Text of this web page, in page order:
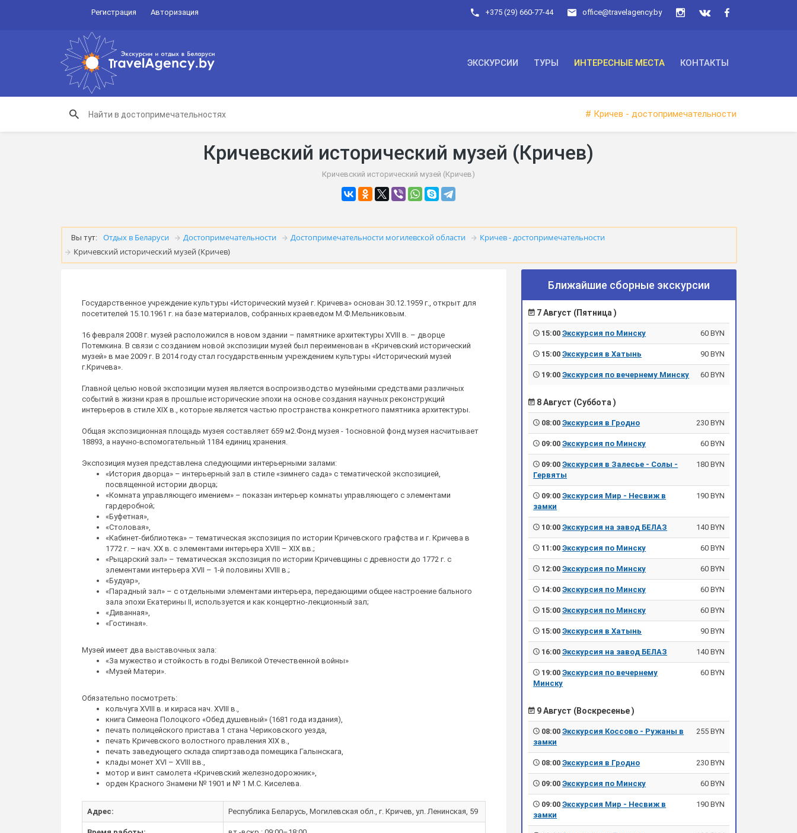
Регистрация Авторизация office@travelagency.by
+375 (29) 660-77-44
ЭКСКУРСИИ ТУРЫ ИНТЕРЕСНЫЕ МЕСТА КОНТАКТЫ
# Кричев - достопримечательности
Кричевский исторический музей (Кричев)
Кричевский исторический музей (Кричев)
Вы тут: Отдых в Беларуси Достопримечательности Достопримечательности могилевской области
Кричев - достопримечательности
Кричевский исторический музей (Кричев)
Государственное учреждение культуры «Исторический музей г. Кричева» основан 30.12.1959 г., открыт для
посетителей 15.10.1961 г. на базе материалов, собранных краеведом М.Ф.Мельниковым.
16 февраля 2008 г. музей расположился в новом здании – памятнике архитектуры XVIII в. – дворце
Потемкина. В связи с созданием новой экспозиции музей был переименован в «Кричевский исторический
музей» в мае 2009 г. В 2014 году стал государственным учреждением культуры «Исторический музей
г.Кричева».
Главной целью новой экспозиции музея является воспроизводство музейными средствами различных
событий в жизни края в прошлые исторические эпохи на основе создания научных реконструкций
интерьеров в стиле XIX в., которые является частью пространства конкретного памятника архитектуры.
Общая экспозиционная площадь музея составляет 659 м2.Фонд музея - 1основной фонд музея насчитывает
18893, а научно-вспомогательный 1184 единиц хранения.
Экспозиция музея представлена следующими интерьерными залами:
«История дворца» – интерьерный зал в стиле «зимнего сада» с тематической экспозицией,
посвященной истории дворца;
«Комната управляющего имением» – показан интерьер комнаты управляющего с элементами
гардеробной;
«Буфетная»,
«Столовая»,
«Кабинет-библиотека» – тематическая экспозиция по истории Кричевского графства и г. Кричева в
1772 г. – нач. XX в. с элементами интерьера XVIII – XIX вв.;
«Рыцарский зал» – тематическая экспозиция по истории Кричевщины с древности до 1772 г. с
элементами интерьера XVII – 1-й половины XVIII в.;
«Будуар»,
«Парадный зал» – с отдельными элементами интерьера, передающими общее настроение бального
зала эпохи Екатерины II, используется и как концертно-лекционный зал;
«Диванная»,
«Гостиная».
Музей имеет два выставочных зала:
«За мужество и стойкость в годы Великой Отечественной войны»
«Музей Матери».
Обязательно посмотреть:
кольчуга XVIII в. и кираса нач. XVIII в.,
книга Симеона Полоцкого «Обед душевный» (1681 года издания),
печать полицейского пристава 1 стана Чериковского уезда,
печать Кричевского волостного правления XIX в.,
печать заведующего склада спиртзавода помещика Галынскага,
клады монет XVI – XVIII вв.,
мотор и винт самолета «Кричевский железнодорожник»,
орден Красного Знамени № 1901 и № 1 М.С. Киселева.
Адрес: Республика Беларусь, Могилевская обл., г. Кричев, ул. Ленинская, 59
Ближайшие сборные экскурсии
7 Август (Пятница )
15:00Экскурсия по Минску 60 BYN
15:00Экскурсия в Хатынь 90 BYN
19:00Экскурсия по вечернему Минску 60 BYN
8 Август (Суббота )
08:00Экскурсия в Гродно 230 BYN
09:00Экскурсия по Минску 60 BYN
09:00Экскурсия в Залесье - Солы -
Гервяты
180 BYN
09:00Экскурсия Мир - Несвиж в
замки
190 BYN
10:00Экскурсия на завод БЕЛАЗ 140 BYN
11:00Экскурсия по Минску 60 BYN
12:00Экскурсия по Минску 60 BYN
14:00Экскурсия по Минску 60 BYN
15:00Экскурсия по Минску 60 BYN
15:00Экскурсия в Хатынь 90 BYN
16:00Экскурсия на завод БЕЛАЗ 140 BYN
19:00Экскурсия по вечернему
Минску
60 BYN
9 Август (Воскресенье )
08:00Экскурсия Коссово - Ружаны в
замки
255 BYN
08:00Экскурсия в Гродно 230 BYN
09:00Экскурсия по Минску 60 BYN
09:00Экскурсия Мир - Несвиж в
замки
190 BYN